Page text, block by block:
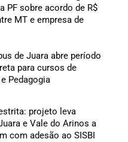
PF sobre acordo de R$
MT e empresa de
de Juara abre período
para cursos de
Pedagogia
projeto leva
e Vale do Arinos a
com adesão ao SISBI